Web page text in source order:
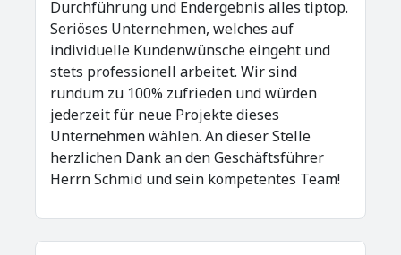
Durchführung und Endergebnis alles tiptop.
Seriöses Unternehmen, welches auf
individuelle Kundenwünsche eingeht und
stets professionell arbeitet. Wir sind
rundum zu 100% zufrieden und würden
jederzeit für neue Projekte dieses
Unternehmen wählen. An dieser Stelle
herzlichen Dank an den Geschäftsführer
Herrn Schmid und sein kompetentes Team!